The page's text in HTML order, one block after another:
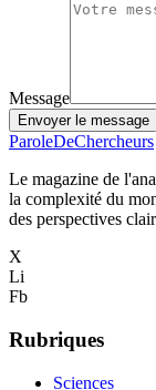
Message
Envoyer le message
ParoleDeChercheurs
Le magazine de
la complexité du
des perspectives
X
Li
Fb
Rubriques
Sciences